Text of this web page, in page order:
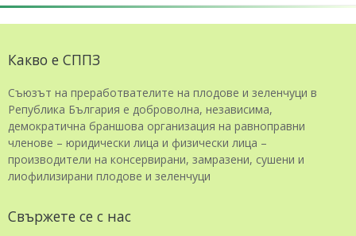
Какво е СППЗ
Съюзът на преработвателите на плодове и зеленчуци в
Република България е доброволна, независима,
демократична браншова организация на равноправни
членове – юридически лица и физически лица –
производители на консервирани, замразени, сушени и
лиофилизирани плодове и зеленчуци
Свържете се с нас